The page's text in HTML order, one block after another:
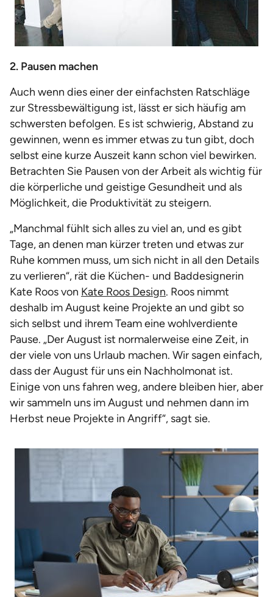
2. Pausen machen
Auch wenn dies einer der einfachsten Ratschläge
zur Stressbewältigung ist, lässt er sich häufig am
schwersten befolgen. Es ist schwierig, Abstand zu
gewinnen, wenn es immer etwas zu tun gibt, doch
selbst eine kurze Auszeit kann schon viel bewirken.
Betrachten Sie Pausen von der Arbeit als wichtig für
die körperliche und geistige Gesundheit und als
Möglichkeit, die Produktivität zu steigern.
„Manchmal fühlt sich alles zu viel an, und es gibt
Tage, an denen man kürzer treten und etwas zur
Ruhe kommen muss, um sich nicht in all den Details
zu verlieren“, rät die Küchen- und Baddesignerin
Kate Roos von Kate Roos Design. Roos nimmt
deshalb im August keine Projekte an und gibt so
sich selbst und ihrem Team eine wohlverdiente
Pause. „Der August ist normalerweise eine Zeit, in
der viele von uns Urlaub machen. Wir sagen einfach,
dass der August für uns ein Nachholmonat ist.
Einige von uns fahren weg, andere bleiben hier, aber
wir sammeln uns im August und nehmen dann im
Herbst neue Projekte in Angriff“, sagt sie.